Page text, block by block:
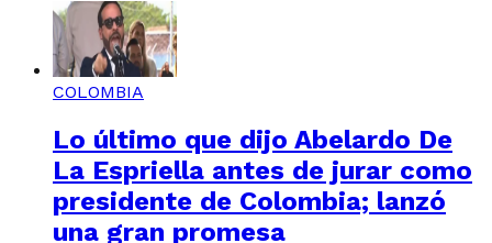
COLOMBIA
Lo último que dijo Abelardo De
La Espriella antes de jurar como
presidente de Colombia; lanzó
una gran promesa